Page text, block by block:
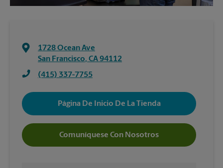
1728 Ocean Ave
San Francisco, CA94112
(415) 337-7755
Página De Inicio De La Tienda
Comuníquese Con Nosotros